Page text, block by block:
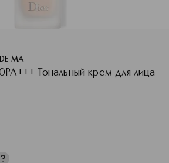
MA
Тональный крем для лица